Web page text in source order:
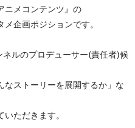
ニメコンテンツ』の
企画ポジションです。
ルのプロデューサー(責任者)候
なストーリーを展開するか」な
ただきます。